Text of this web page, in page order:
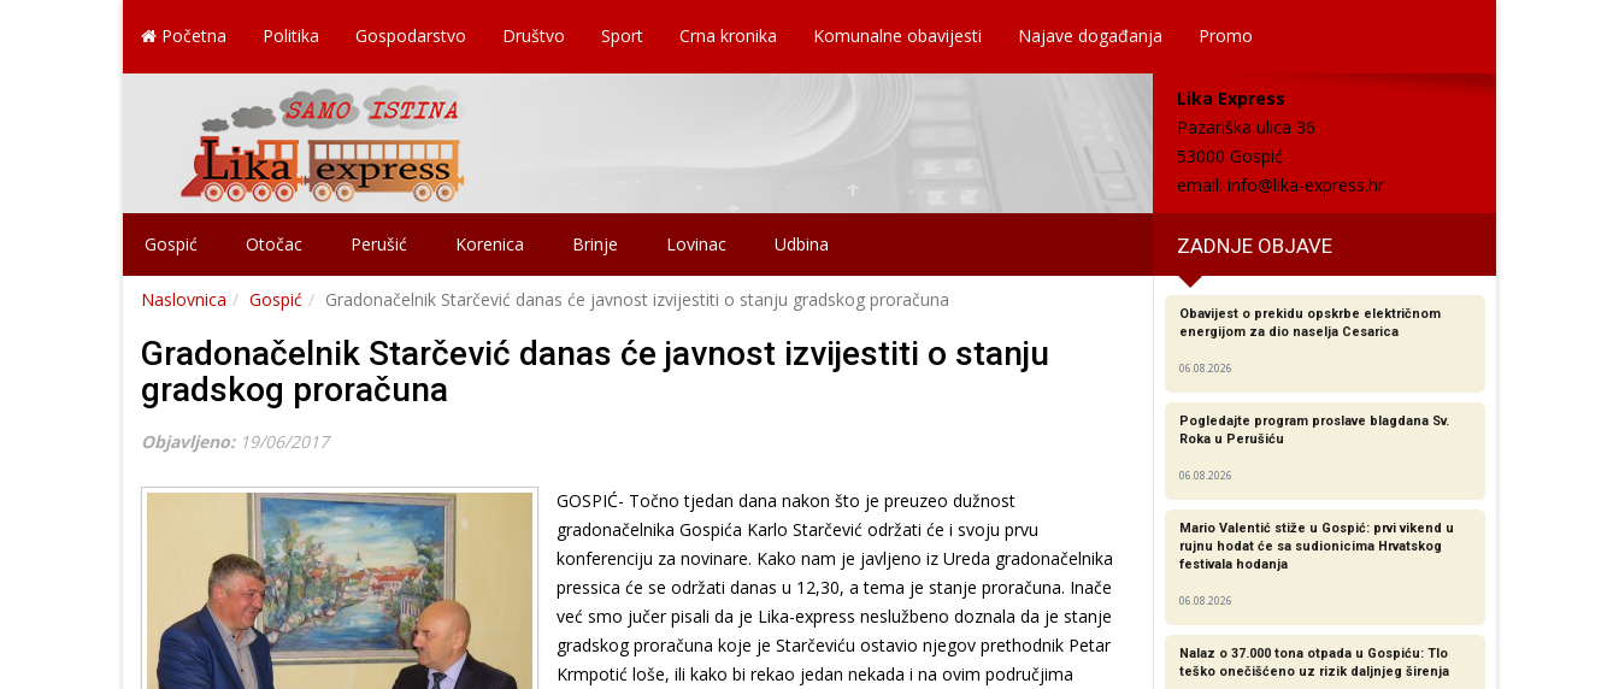
Početna Politika Gospodarstvo Društvo Sport Crna kronika Komunalne obavijesti Najave događanja Promo
Lika Express
Pazariška ulica 36
53000 Gospić
email: info@lika-express.hr
Gospić Otočac Perušić Korenica Brinje Lovinac Udbina ZADNJE OBJAVE
Naslovnica Gospić Gradonačelnik Starčević danas će javnost izvijestiti o stanju gradskog proračuna
Gradonačelnik Starčević danas će javnost izvijestiti o stanju
gradskog proračuna
Objavljeno: 19/06/2017
GOSPIĆ- Točno tjedan dana nakon što je preuzeo dužnost
gradonačelnika Gospića Karlo Starčević održati će i svoju prvu
konferenciju za novinare. Kako nam je javljeno iz Ureda gradonačelnika
pressica će se održati danas u 12,30, a tema je stanje proračuna. Inače
već smo jučer pisali da je Lika-express neslužbeno doznala da je stanje
gradskog proračuna koje je Starčeviću ostavio njegov prethodnik Petar
Krmpotić loše, ili kako bi rekao jedan nekada i na ovim područjima
Obavijest o prekidu opskrbe električnom
energijom za dio naselja Cesarica
06.08.2026
Pogledajte program proslave blagdana Sv.
Roka u Perušiću
06.08.2026
Mario Valentić stiže u Gospić: prvi vikend u
rujnu hodat će sa sudionicima Hrvatskog
festivala hodanja
06.08.2026
Nalaz o 37.000 tona otpada u Gospiću: Tlo
teško onečišćeno uz rizik daljnjeg širenja